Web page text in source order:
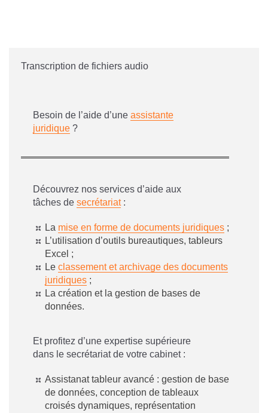
Transcription de fichiers audio
Besoin de l’aide d’une assistante
juridique ?
Découvrez nos services d’aide aux
tâches de secrétariat:
La mise en forme de documents juridiques ;
L’utilisation d’outils bureautiques, tableurs
Excel ;
Le classement et archivage des documents
juridiques ;
La création et la gestion de bases de
données.
Et profitez d’une expertise supérieure
dans le secrétariat de votre cabinet :
Assistanat tableur avancé : gestion de base
de données, conception de tableaux
croisés dynamiques, représentation